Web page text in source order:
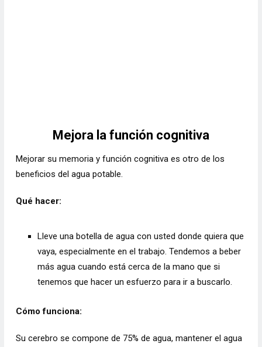
Mejora la función cognitiva
Mejorar su memoria y función cognitiva es otro de los
beneficios del agua potable.
Qué hacer:
Lleve una botella de agua con usted donde quiera que
vaya, especialmente en el trabajo. Tendemos a beber
más agua cuando está cerca de la mano que si
tenemos que hacer un esfuerzo para ir a buscarlo.
Cómo funciona:
Su cerebro se compone de 75% de agua, mantener el agua